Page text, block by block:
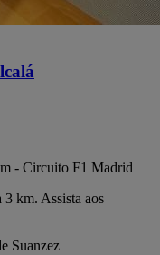
- Circuito F1 Madrid
km. Assista aos
Suanzez